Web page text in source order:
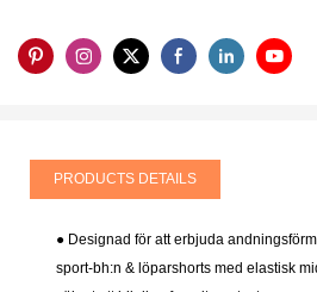
PRODUCTS DETAILS
● Designad för att erbjuda
sport-bh:n & löparshorts med elastisk